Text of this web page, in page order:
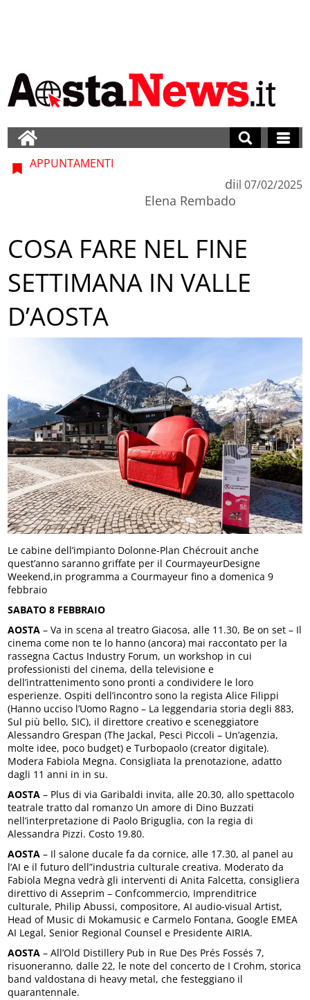
APPUNTAMENTI
di
Elena Rembado
il 07/02/2025
COSA FARE NEL FINE
SETTIMANA IN VALLE
D’AOSTA
Le cabine dell’impianto Dolonne-Plan Chécrouit anche
quest’anno saranno griffate per il CourmayeurDesigne
Weekend,in programma a Courmayeur fino a domenica 9
febbraio
SABATO 8 FEBBRAIO
AOSTA – Va in scena al treatro Giacosa, alle 11.30, Be on set – Il
cinema come non te lo hanno (ancora) mai raccontato per la
rassegna Cactus Industry Forum, un workshop in cui
professionisti del cinema, della televisione e
dell’intrattenimento sono pronti a condividere le loro
esperienze. Ospiti dell’incontro sono la regista Alice Filippi
(Hanno ucciso l’Uomo Ragno – La leggendaria storia degli 883,
Sul più bello, SIC), il direttore creativo e sceneggiatore
Alessandro Grespan (The Jackal, Pesci Piccoli – Un’agenzia,
molte idee, poco budget) e Turbopaolo (creator digitale).
Modera Fabiola Megna. Consigliata la prenotazione, adatto
dagli 11 anni in in su.
AOSTA – Plus di via Garibaldi invita, alle 20.30, allo spettacolo
teatrale tratto dal romanzo Un amore di Dino Buzzati
nell’interpretazione di Paolo Briguglia, con la regia di
Alessandra Pizzi. Costo 19.80.
AOSTA – Il salone ducale fa da cornice, alle 17.30, al panel au
l’AI e il futuro dell”industria culturale creativa. Moderato da
Fabiola Megna vedrà gli interventi di Anita Falcetta, consigliera
direttivo di Asseprim – Confcommercio, Imprenditrice
culturale, Philip Abussi, compositore, AI audio-visual Artist,
Head of Music di Mokamusic e Carmelo Fontana, Google EMEA
AI Legal, Senior Regional Counsel e Presidente AIRIA.
AOSTA – All’Old Distillery Pub in Rue Des Prés Fossés 7,
risuoneranno, dalle 22, le note del concerto de I Crohm, storica
band valdostana di heavy metal, che festeggiano il
quarantennale.